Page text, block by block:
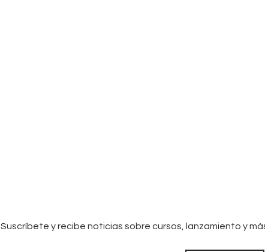
Suscríbete y recibe noticias sobre cursos, lanzamiento y